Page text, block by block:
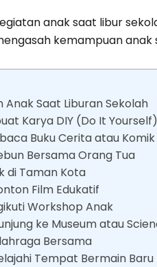
anak saat libur
kemampuan anak
Anak Saat Liburan Sekolah
Karya DIY (Do It Yourself)
Buku Cerita atau
Bersama Orang Tua
di Taman Kota
Film Edukatif
Workshop Anak
ke Museum atau
Bersama
Tempat Bermain Baru